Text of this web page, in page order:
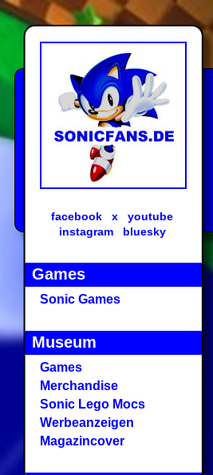
Games
Museum
Sonic Games
Games
Merchandise
Werbeanzeigen
Magazincover
facebook x
youtube
instagram
bluesky
Sonic Lego Mocs